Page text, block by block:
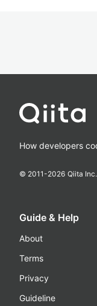
How developers
© 2011-2026 Qiita Inc.
Guide & Help
About
Terms
Privacy
Guideline